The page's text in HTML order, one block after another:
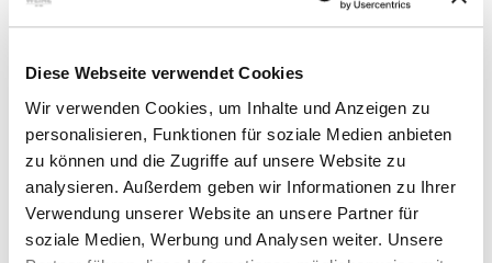
Diese Webseite verwendet Cookies
Wir verwenden Cookies, um Inhalte und Anzeigen zu
personalisieren, Funktionen für soziale Medien anbieten
zu können und die Zugriffe auf unsere Website zu
analysieren. Außerdem geben wir Informationen zu Ihrer
Verwendung unserer Website an unsere Partner für
soziale Medien, Werbung und Analysen weiter. Unsere
Top-Seller von Produzent